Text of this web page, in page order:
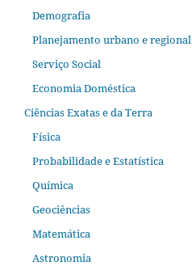
Demografia
Planejamento urbano e regional
Serviço Social
Economia Doméstica
Ciências Exatas e da Terra
Física
Probabilidade e Estatística
Química
Geociências
Matemática
Astronomia